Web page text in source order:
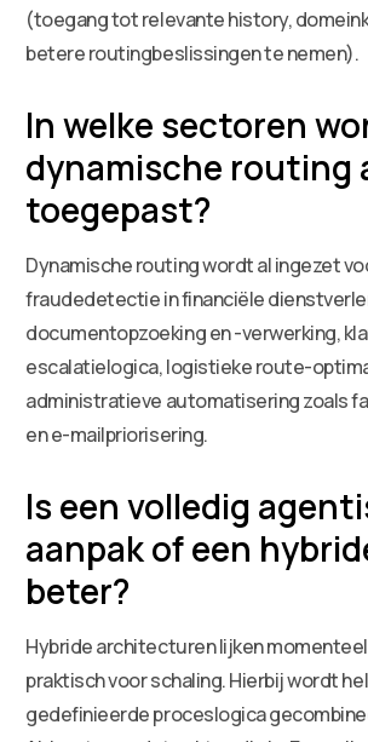
(toegang tot relevante history,
betere routingbeslissingen te nemen).
In welke sectoren
dynamische routing
toegepast?
Dynamische routing wordt al ingezet
fraudedetectie in financiële
documentopzoeking en -verwerking,
escalatielogica, logistieke route-
administratieve automatisering zoals
en e-mailpriorisering.
Is een volledig
aanpak of een
beter?
Hybride architecturen lijken
praktisch voor schaling. Hierbij wordt
gedefinieerde proceslogica